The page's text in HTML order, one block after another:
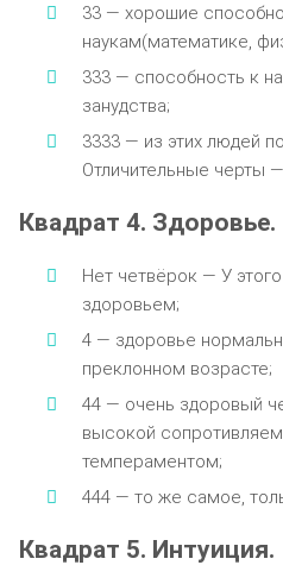
33 — хорошие
наукам(математике,
333 — способность к
занудства;
3333 — из этих людей
Отличительные черты
Квадрат 4. Здоровье.
Нет четвёрок — У
здоровьем;
4 — здоровье
преклонном возрасте;
44 — очень здоровый
высокой
темпераментом;
444 — то же самое,
Квадрат 5. Интуиция.